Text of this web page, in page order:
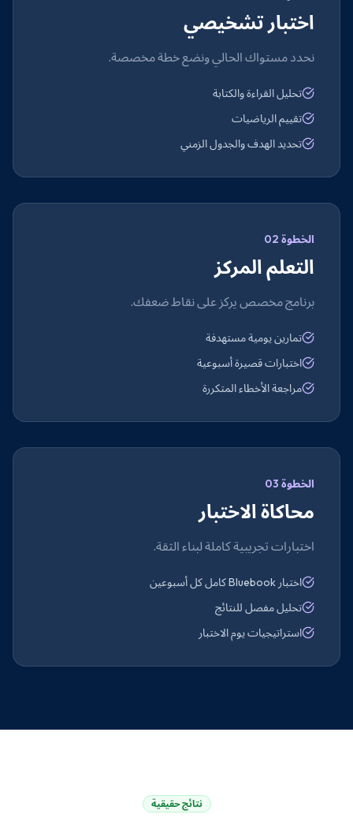
اختبار تشخيصي
نحدد مستواك الحالي ونضع خطة مخصصة.
تحليل القراءة والكتابة
تقييم الرياضيات
تحديد الهدف والجدول الزمني
الخطوة 02
التعلم المركز
برنامج مخصص يركز على نقاط ضعفك.
تمارين يومية مستهدفة
اختبارات قصيرة أسبوعية
مراجعة الأخطاء المتكررة
الخطوة 03
محاكاة الاختبار
اختبارات تجريبية كاملة لبناء الثقة.
اختبار Bluebook كامل كل أسبوعين
تحليل مفصل للنتائج
استراتيجيات يوم الاختبار
نتائج حقيقية